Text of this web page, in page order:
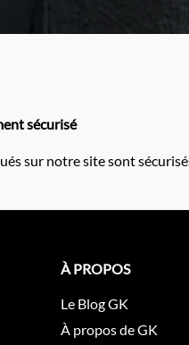
sécurisé
sur notre site sont
À PROPOS
Le Blog GK
À propos de GK